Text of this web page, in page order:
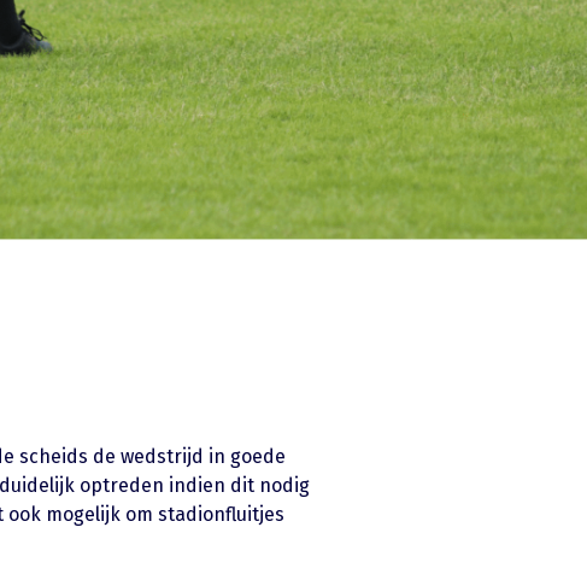
scheids de wedstrijd in goede
optreden indien dit nodig
mogelijk om stadionfluitjes